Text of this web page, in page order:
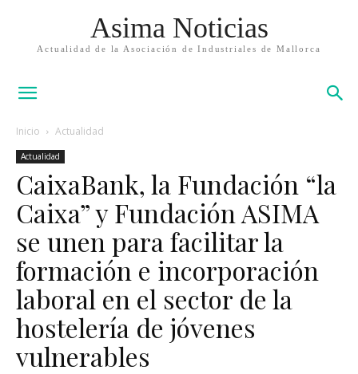
Asima Noticias
Actualidad de la Asociación de Industriales de Mallorca
Inicio Actualidad
Actualidad
CaixaBank, la Fundación “la
Caixa” y Fundación ASIMA
se unen para facilitar la
formación e incorporación
laboral en el sector de la
hostelería de jóvenes
vulnerables